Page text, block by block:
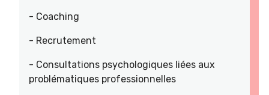
- Coaching
- Recrutement
- Consultations psychologiques liées aux
problématiques professionnelles